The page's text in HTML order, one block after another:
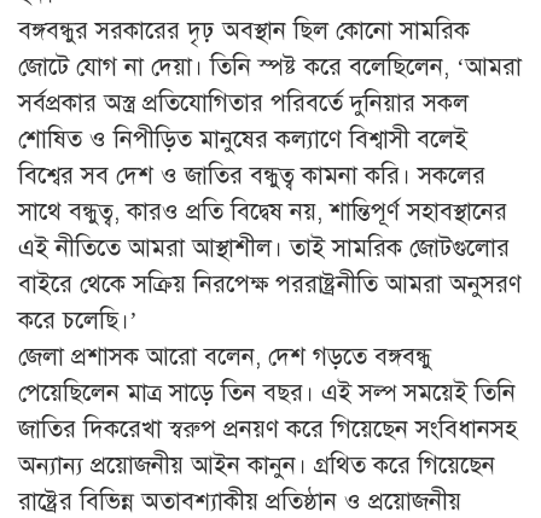
বঙ্গবন্ধুর সরকারের দৃঢ় অবস্থান ছিল কোনো সামরিক
জোটে যোগ না দেয়া। তিনি স্পষ্ট করে বলেছিলেন, ‘আমরা
সর্বপ্রকার অস্ত্র প্রতিযোগিতার পরিবর্তে দুনিয়ার সকল
শোষিত ও নিপীড়িত মানুষের কল্যাণে বিশ্বাসী বলেই
বিশ্বের সব দেশ ও জাতির বন্ধুত্ব কামনা করি। সকলের
সাথে বন্ধুত্ব, কারও প্রতি বিদ্বেষ নয়, শান্তিপূর্ণ সহাবস্থানের
এই নীতিতে আমরা আস্থাশীল। তাই সামরিক জোটগুলোর
বাইরে থেকে সক্রিয় নিরপেক্ষ পররাষ্ট্রনীতি আমরা অনুসরণ
করে চলেছি।’
জেলা প্রশাসক আরো বলেন, দেশ গড়তে বঙ্গবন্ধু
পেয়েছিলেন মাত্র সাড়ে তিন বছর। এই সল্প সময়েই তিনি
জাতির দিকরেখা স্বরুপ প্রনয়ণ করে গিয়েছেন সংবিধানসহ
অন্যান্য প্রয়োজনীয় আইন কানুন। গ্রথিত করে গিয়েছেন
রাষ্ট্রের বিভিন্ন অতাবশ্যাকীয় প্রতিষ্ঠান ও প্রয়োজনীয়